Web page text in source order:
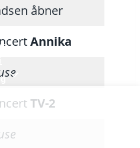
åbner
Annika
TV-2